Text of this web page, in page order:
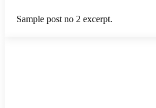
Sample post no 2 excerpt.